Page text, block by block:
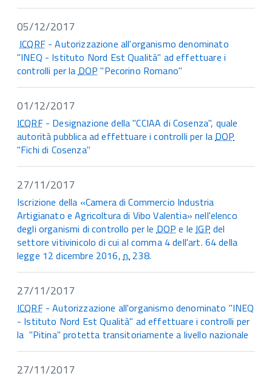
05/12/2017
ICQRF- Autorizzazione all'organismo denominato
"INEQ - Istituto Nord Est Qualità" ad effettuare i
controlli per laDOP "Pecorino Romano"
01/12/2017
ICQRF- Designazione della "CCIAA di Cosenza", quale
autorità pubblica ad effettuare i controlli per laDOP
"Fichi di Cosenza"
27/11/2017
Iscrizione della «Camera di Commercio Industria
Artigianato e Agricoltura di Vibo Valentia» nell'elenco
degli organismi di controllo per leDOP e leIGP del
settore vitivinicolo di cui al comma 4 dell'art. 64 della
legge 12 dicembre 2016,n. 238.
27/11/2017
ICQRF- Autorizzazione all'organismo denominato "INEQ
- Istituto Nord Est Qualità" ad effettuare i controlli per
la "Pitina" protetta transitoriamente a livello nazionale
27/11/2017